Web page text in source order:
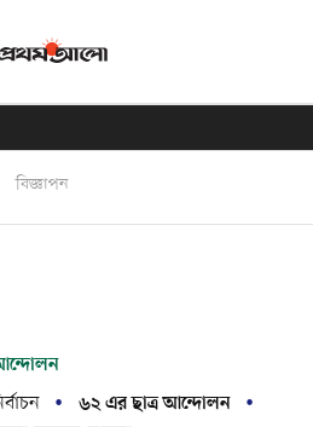
বিজ্ঞাপন
৬২ এর ছাত্র আন্দোলন